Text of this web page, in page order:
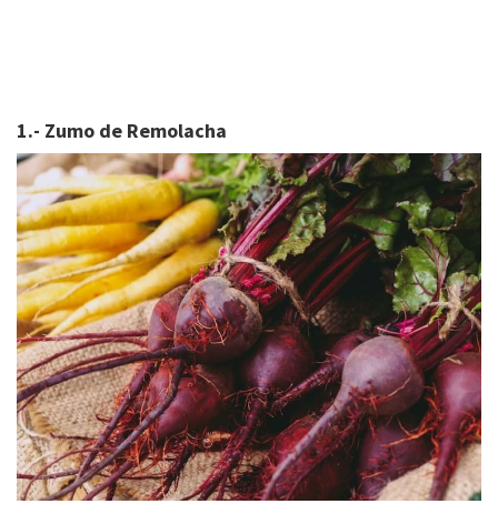
1.- Zumo de Remolacha